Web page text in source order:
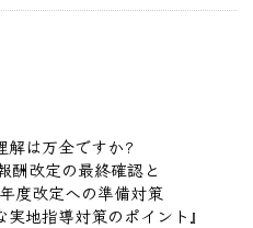
解は万全ですか?
酬改定の最終確認と
度改定への準備対策
地指導対策のポイント』